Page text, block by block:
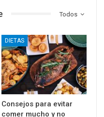
Todos
DIETAS
Consejos para evitar
comer mucho y no